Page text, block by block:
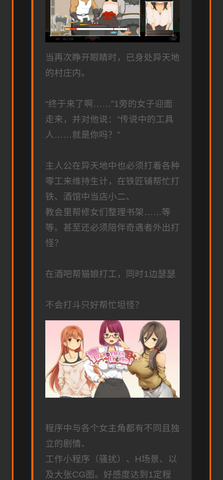
当再次睁开眼睛时，已身处异天地
的村庄内。
“终于来了啊……”1旁的女子迎面
走来，并对他说：“传说中的工具
人……就是你吗？”
主人公在异天地中也必须打着各种
零工来维持生计，在铁匠铺帮忙打
铁、酒馆中当店小二、
教会里帮修女们整理书架……等
等。甚至还必须陪伴奇遇者外出打
怪？
在酒吧帮猫娘打工，同时1边瑟瑟
不会打斗只好帮忙坦怪？
程序中与各个女主角都有不同且独
立的剧情、
工作小程序（骚扰）、H场景、以
及大张CG图。好感度达到1定程